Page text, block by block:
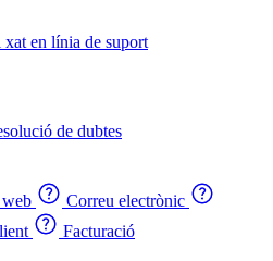
xat en línia de suport
de dubtes
Correu electrònic
Facturació